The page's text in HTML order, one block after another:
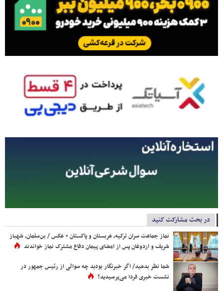
در بحث مشارکت کنید
نماز جماعت سران ترکیه، عربستان و پاکستان + عکس / بن‌سلمان، شهباز
شریف و اردوغان پس از امضای پیمان دفاع مشترک نماز خواندند
شما نظر بدهید/ اگر خبرنگار بودید چه سوالی از رئیس جمهور در
نشست خبری فردا می‌پرسیدید؟